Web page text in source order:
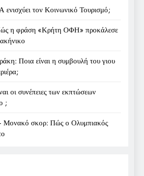
τον Κοινωνικό Τουρισμό;
η φράση «Κρήτη ΟΦΗ» προκάλεσε
Ποια είναι η συμβουλή του γιου
οι συνέπειες των εκπτώσεων
;
Μονακό σκορ: Πώς ο Ολυμπιακός